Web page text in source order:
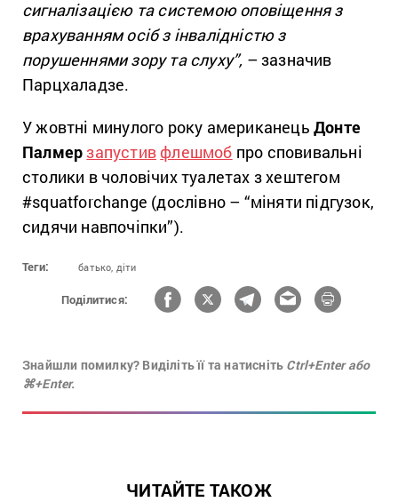
сигналізацією та системою оповіщення з
врахуванням осіб з інвалідністю з
порушеннями зору та слуху”, – зазначив
Парцхаладзе.
У жовтні минулого року американець Донте
Палмерзапустив флешмоб про сповивальні
столики в чоловічих туалетах з хештегом
#squatforchange (дослівно – “міняти підгузок,
сидячи навпочіпки”).
Теги: батько, діти
Поділитися:
Знайшли помилку? Виділіть її та натисніть Ctrl+Enter або
⌘+Enter.
ЧИТАЙТЕ ТАКОЖ